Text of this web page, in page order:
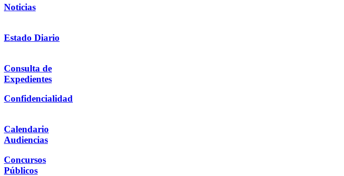
Noticias
Estado Diario
Consulta de
Expedientes
Confidencialidad
Calendario
Audiencias
Concursos
Públicos